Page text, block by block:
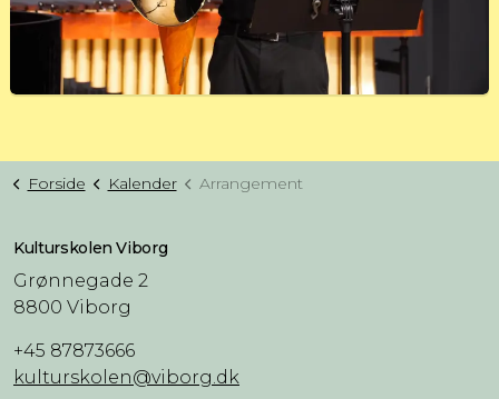
Forside Kalender Arrangement
Kulturskolen Viborg
Grønnegade 2
8800 Viborg
+45 87873666
kulturskolen@viborg.dk